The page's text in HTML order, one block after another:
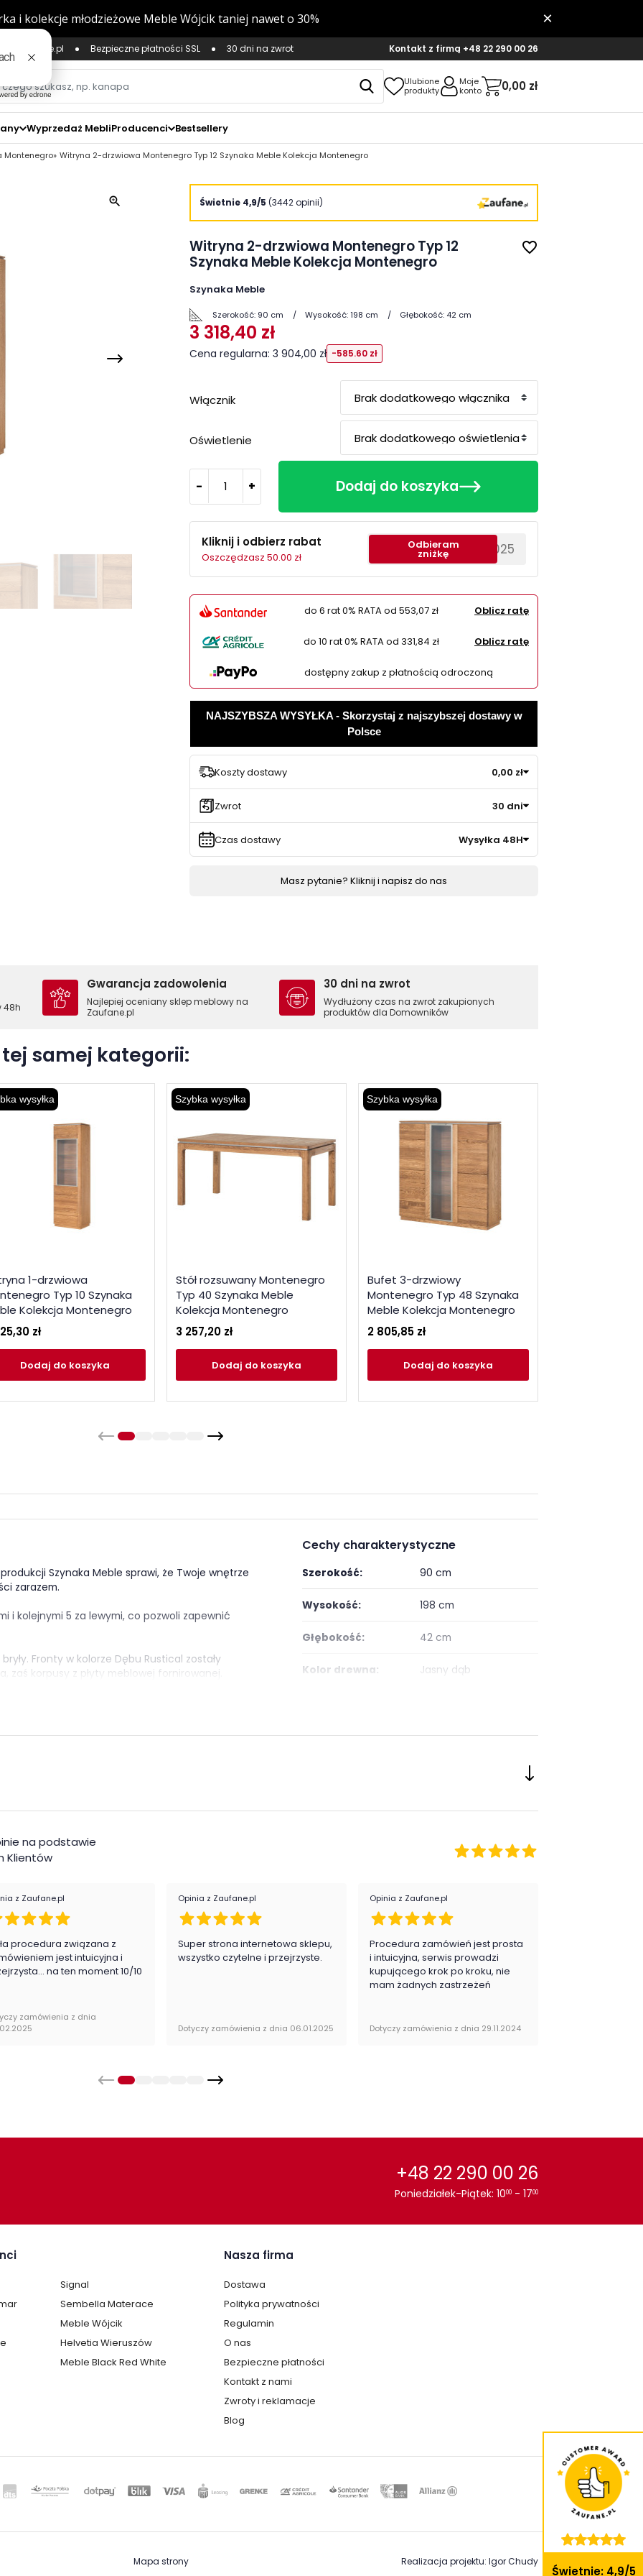
Zaufane.pl Bezpieczne płatności SSL 30 dni na zwrot Kontakt z firmą +48 22 290 00 26
Ulubione
produkty
Moje
konto
0,00 zł
Wyprzedaż MebliProducenci Bestsellery
Montenegro Witryna 2-drzwiowa Montenegro Typ 12 Szynaka Meble Kolekcja Montenegro
zoom_in Świetnie 4,9/5 (3442 opinii)
Witryna 2-drzwiowa Montenegro Typ 12
Szynaka Meble Kolekcja Montenegro
favorite_border
Szynaka Meble
Szerokość: 90 cm Wysokość:198 cm Głębokość: 42 cm
3 318,40 zł
Cena regularna: 3 904,00 zł -585.60 zł
Włącznik
Oświetlenie
- + Dodaj do koszyka
Kliknij i odbierz rabat
Oszczędzasz 50.00 zł ********EWS2025
Odbieram
zniżkę
do 6 rat 0% RATA od 553,07 zł Oblicz ratę
do 10 rat 0% RATA od 331,84 zł Oblicz ratę
dostępny zakup z płatnością odroczoną
NAJSZYBSZA WYSYŁKA - Skorzystaj z najszybszej dostawy w
Polsce
Koszty dostawy 0,00 zł
Zwrot 30 dni
Czas dostawy Wysyłka 48H
Masz pytanie? Kliknij i napisz do nas
48h
Gwarancja zadowolenia
Najlepiej oceniany sklep meblowy na
Zaufane.pl
30 dni na zwrot
Wydłużony czas na zwrot zakupionych
produktów dla Domowników
samej kategorii:
wysyłka
1-drzwiowa
Typ 10 Szynaka
Kolekcja Montenegro
zł
Dodaj do koszyka
Szybka wysyłka
Stół rozsuwany Montenegro
Typ 40 Szynaka Meble
Kolekcja Montenegro
3 257,20 zł
Dodaj do koszyka
Szybka wysyłka
Bufet 3-drzwiowy
Montenegro Typ 48 Szynaka
Meble Kolekcja Montenegro
2 805,85 zł
Dodaj do koszyka
Szynaka Meble sprawi, że Twoje wnętrze
zarazem.
i kolejnymi 5 za lewymi, co pozwoli zapewnić
Fronty w kolorze Dębu Rustical zostały
zaś korpusy z płyty meblowej fornirowanej.
i nowoczesność Twojego wnętrza dzięki
Cechy charakterystyczne
Szerokość: 90 cm
Wysokość: 198 cm
Głębokość: 42 cm
Kolor drewna: Jasny dąb
Ilość półek: 5 i więcej
drewnopochodne
opcjonalne
całości
nowoczesny
Pokój: Salon
Typ podparcia: na nóżkach
Kolor / wzór : Dąb
na podstawie
Klientów
z Zaufane.pl
procedura związana z
jest intuicyjna i
na ten moment 10/10
zamówienia z dnia
Opinia z Zaufane.pl
Super strona internetowa sklepu,
wszystko czytelne i przejrzyste.
Dotyczy zamówienia z dnia 06.01.2025
Opinia z Zaufane.pl
Procedura zamówień jest prosta
i intuicyjna, serwis prowadzi
kupującego krok po kroku, nie
mam żadnych zastrzeżeń
Dotyczy zamówienia z dnia 29.11.2024
+48 22 290 00 26
Poniedziałek-Piątek: 1000 - 1700
Signal
Sembella Materace
Meble Wójcik
Helvetia Wieruszów
Meble Black Red White
Nasza firma
Dostawa
Polityka prywatności
Regulamin
O nas
Bezpieczne płatności
Kontakt z nami
Zwroty i reklamacje
Blog
Mapa strony Realizacja projektu: Igor Chudy
Świetnie: 4,9/5